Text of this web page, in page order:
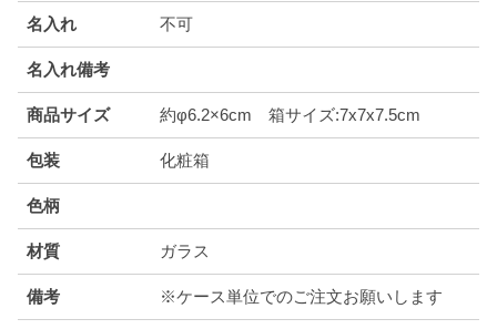
名入れ 不可
名入れ備考
商品サイズ 約φ6.2×6cm 箱サイズ:7x7x7.5cm
包装 化粧箱
色柄
材質 ガラス
備考 ※ケース単位でのご注文お願いします